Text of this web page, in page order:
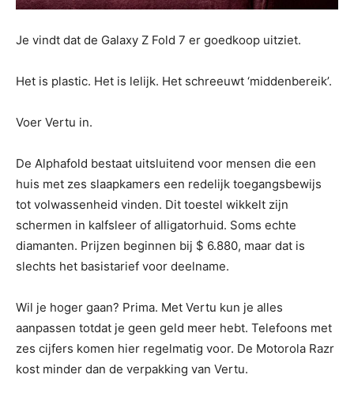
Je vindt dat de Galaxy Z Fold 7 er goedkoop uitziet.
Het is plastic. Het is lelijk. Het schreeuwt ‘middenbereik’.
Voer Vertu in.
De Alphafold bestaat uitsluitend voor mensen die een
huis met zes slaapkamers een redelijk toegangsbewijs
tot volwassenheid vinden. Dit toestel wikkelt zijn
schermen in kalfsleer of alligatorhuid. Soms echte
diamanten. Prijzen beginnen bij $ 6.880, maar dat is
slechts het basistarief voor deelname.
Wil je hoger gaan? Prima. Met Vertu kun je alles
aanpassen totdat je geen geld meer hebt. Telefoons met
zes cijfers komen hier regelmatig voor. De Motorola Razr
kost minder dan de verpakking van Vertu.